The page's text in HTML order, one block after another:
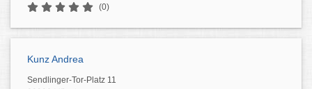
(0)
Kunz Andrea
Sendlinger-Tor-Platz 11